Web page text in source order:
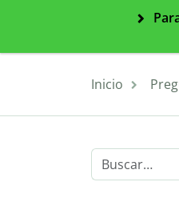
Inicio